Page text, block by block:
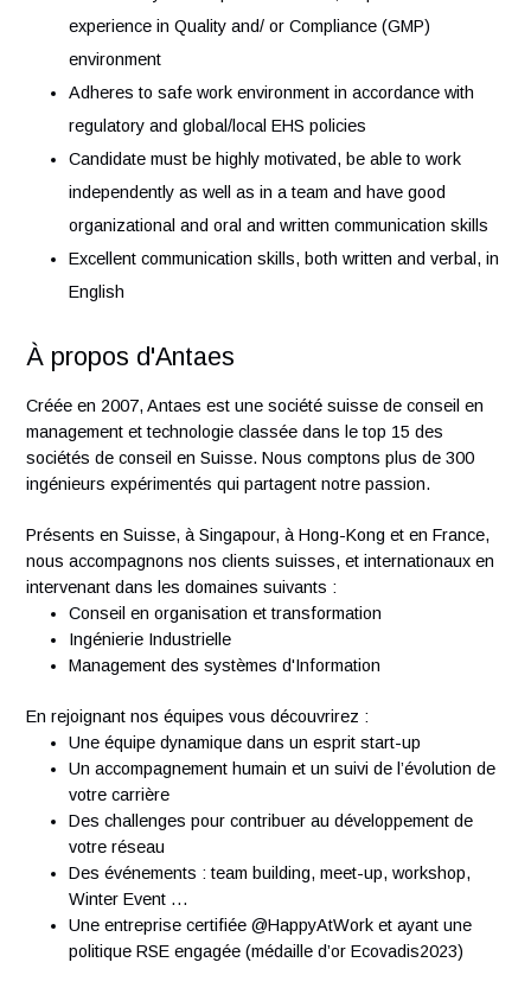
assistance provided to clients
Votre profil
Diploma/ Degree in Chemistry, Chemical
Engineering, Science or equivalent
Minimum 3 years of pharmaceutical,
experience in Quality and/ or Compliance (GMP)
Adheres to safe work environment in accordance with
regulatory and global/local EHS policies
Candidate must be highly motivated, be able to work
independently as well as in a team and have good
Excellent communication skills, both written and
English
À propos d'Antaes
Créée en 2007, Antaes est une société suisse de conseil
management et technologie classée dans le top 15 des
sociétés de conseil en Suisse. Nous comptons plus de 300
ingénieurs expérimentés qui partagent notre passion.
nous accompagnons nos clients suisses, et internationaux
intervenant dans les domaines suivants :
Conseil en organisation et transformation